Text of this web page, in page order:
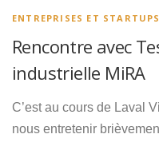
ENTREPRISES ET STARTUPS
Rencontre avec
industrielle MiRA
C’est au cours de Laval
nous entretenir